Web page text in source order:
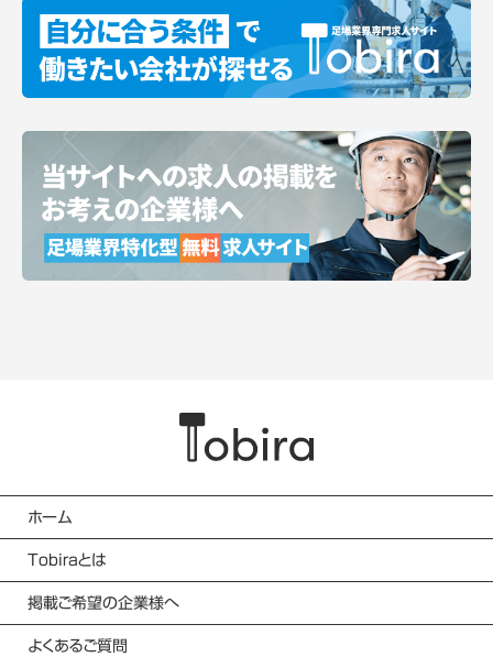
ホーム
Tobiraとは
掲載ご希望の企業様へ
よくあるご質問